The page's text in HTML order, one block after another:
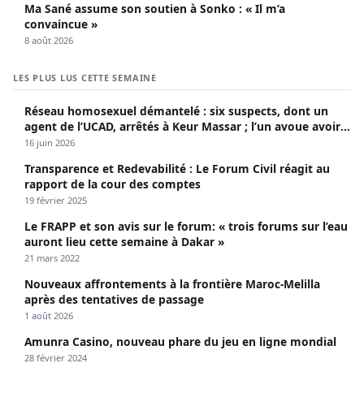
Ma Sané assume son soutien à Sonko : « Il m’a
convaincue »
8 août 2026
LES PLUS LUS CETTE SEMAINE
Réseau homosexuel démantelé : six suspects, dont un
agent de l’UCAD, arrêtés à Keur Massar ; l’un avoue avoir
propagé le VIH depuis 2018
16 juin 2026
Transparence et Redevabilité : Le Forum Civil réagit au
rapport de la cour des comptes
19 février 2025
Le FRAPP et son avis sur le forum: « trois forums sur l’eau
auront lieu cette semaine à Dakar »
21 mars 2022
Nouveaux affrontements à la frontière Maroc-Melilla
après des tentatives de passage
1 août 2026
Amunra Casino, nouveau phare du jeu en ligne mondial
28 février 2024